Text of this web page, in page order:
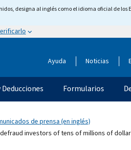
designa al inglés como el idioma oficial de
Ayuda Noticias
Formularios
de prensa (en inglés)
investors of tens of millions of